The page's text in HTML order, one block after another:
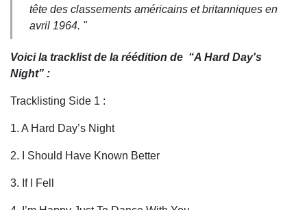
tête des classements américains et britanniques en
avril 1964. "
Voici la tracklist de la réédition de “A Hard Day's
Night” :
Tracklisting Side 1 :
1. A Hard Day’s Night
2. I Should Have Known Better
3. If I Fell